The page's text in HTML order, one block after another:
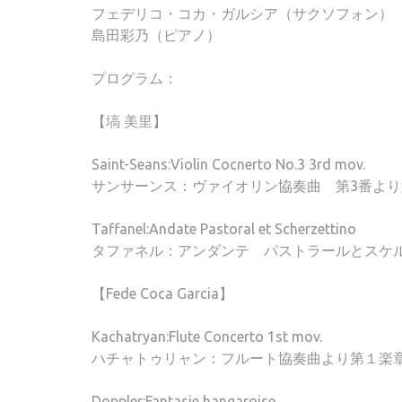
フェデリコ・コカ・ガルシア（サクソフォン）
島田彩乃（ピアノ）
プログラム：
【塙 美里】
Saint-Seans:Violin Cocnerto No.3 3rd mov.
サンサーンス：ヴァイオリン協奏曲 第3番よ
Taffanel:Andate Pastoral et Scherzettino
タファネル：アンダンテ パストラールとスケ
【Fede Coca Garcia】
Kachatryan:Flute Concerto 1st mov.
ハチャトゥリャン：フルート協奏曲より第１楽